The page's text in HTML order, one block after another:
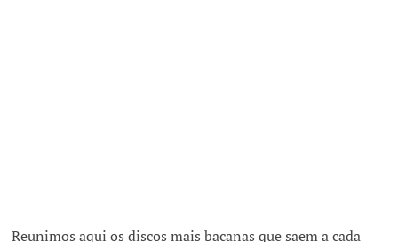
Reunimos aqui os discos mais bacanas que saem a cada